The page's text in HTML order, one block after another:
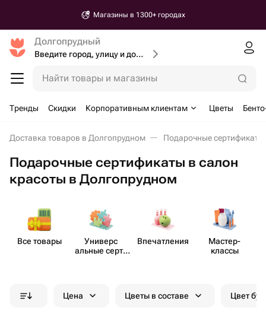
Магазины в 1300+ городах
Долгопрудный
Введите город, улицу и дом доставки
Найти товары и магазины
Тренды Скидки Корпоративным клиентам Цветы
Доставка товаров в Долгопрудном Подарочные
Подарочные сертификаты в салон
красоты в Долгопрудном
Все товары
Универс​
альные серти​
Впеча​тления
Мастер-​
классы
Цена Цветы в составе Цвет